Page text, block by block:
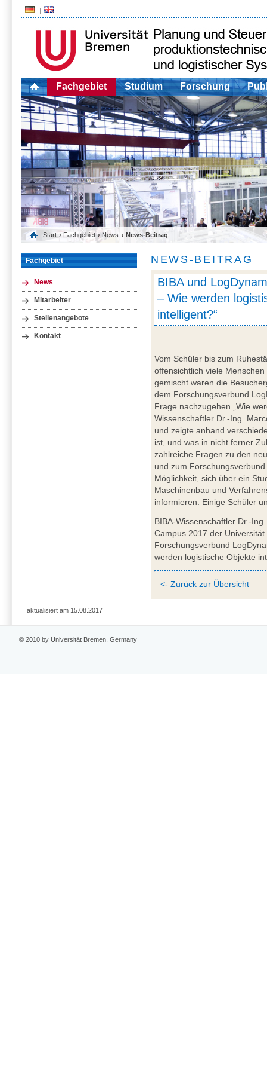
Fachgebiet Studium Forschung
Start › Fachgebiet › News › News-Beitrag
Fachgebiet
News
Mitarbeiter
Stellenangebote
Kontakt
NEWS-BEITRAG
BIBA und
– Wie werden
intelligent?“
Vom Schüler bis zum
offensichtlich viele
gemischt waren die
dem Forschungsverbund
Frage nachzugehen „Wie
Wissenschaftler Dr.-Ing.
und zeigte anhand
ist, und was in nicht ferner
zahlreiche Fragen zu den
und zum
Möglichkeit, sich über ein
Maschinenbau und
informieren. Einige Schüler
BIBA-Wissenschaftler Dr.-
Campus 2017 der
Forschungsverbund
werden logistische Objekte
<- Zurück zur Übersicht
aktualisiert am 15.08.2017
© 2010 by Universität Bremen, Germany